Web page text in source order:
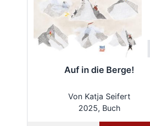
Auf in die Berge!
Von Katja Seifert
2025, Buch